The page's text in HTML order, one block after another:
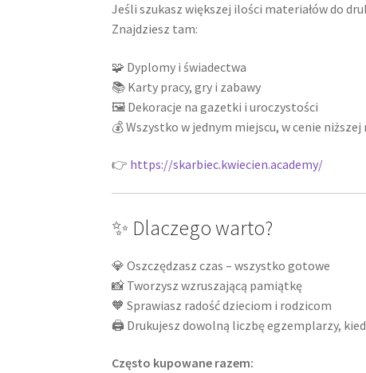
Jeśli szukasz większej ilości materiałów do
Znajdziesz tam:
🧩 Dyplomy i świadectwa
📚 Karty pracy, gry i zabawy
🖼️ Dekoracje na gazetki i uroczystości
💰 Wszystko w jednym miejscu, w cenie
👉 https://skarbiec.kwiecien.academy/
✨ Dlaczego warto?
💎 Oszczędzasz czas – wszystko gotowe
📸 Tworzysz wzruszającą pamiątkę
🧡 Sprawiasz radość dzieciom i rodzicom
🖨️ Drukujesz dowolną liczbę egzemplarzy,
Często kupowane razem: